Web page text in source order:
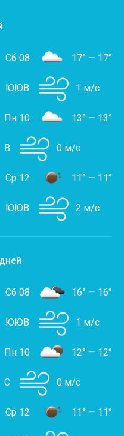
Сб 08 17° — 17°
ЮЮВ 1 м/с
Пн 10 13° — 13°
В 0 м/с
Ср 12 11° — 11°
ЮЮВ 2 м/с
Сб 08 16° — 16°
ЮЮВ 1 м/с
Пн 10 12° — 12°
С 0 м/с
Ср 12 11° — 11°